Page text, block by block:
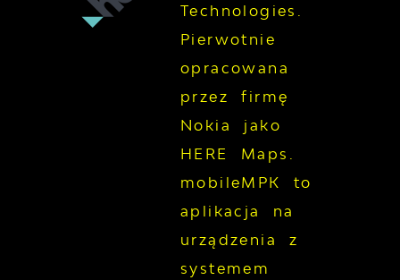
Technologies.
Pierwotnie
opracowana
przez firmę
Nokia jako
HERE Maps.
mobileMPK to
aplikacja na
urządzenia z
systemem